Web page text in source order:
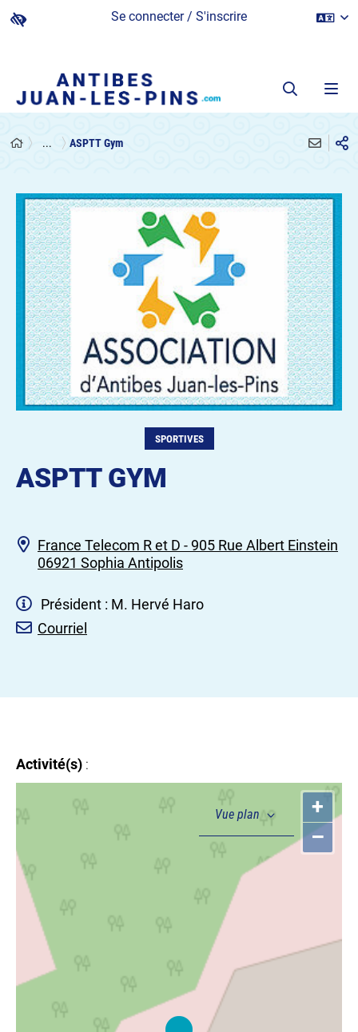
Se connecter / S'inscrire
... ASPTT Gym
SPORTIVES
ASPTT GYM
France Telecom R et D - 905 Rue Albert Einstein
06921 Sophia Antipolis
Président : M. Hervé Haro
Courriel
Activité(s) :
+
–